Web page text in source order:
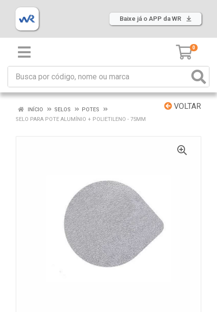
Baixe já o APP da WR
0
VOLTAR
INÍCIO SELOS
POTES
SELO PARA POTE ALUMÍNIO + POLIETILENO - 75MM